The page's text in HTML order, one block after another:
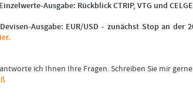
Ausgabe: Rückblick CTRIP, VTG und
Ausgabe: EUR/USD - zunächst Stop an der
ich Ihnen Ihre Fragen. Schreiben Sie mir